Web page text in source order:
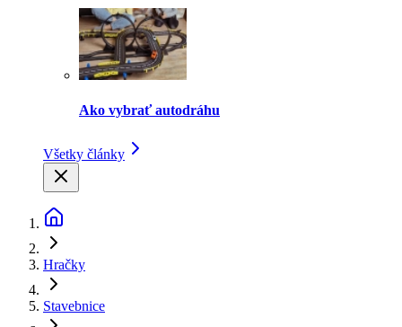
Ako vybrať autodráhu
Všetky články
Hračky
Stavebnice